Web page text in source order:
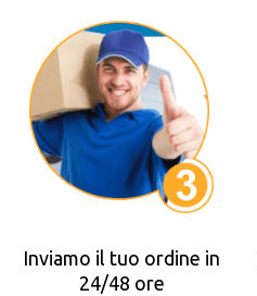
Inviamo il tuo ordine in
24/48 ore